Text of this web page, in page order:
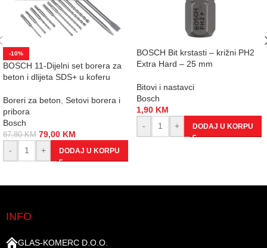
-10%
BOSCH 11-Dijelni set borera za
beton i dlijeta SDS+ u koferu
Boreri za beton Setovi borera i
pribora
Bosch
87,80KM 79,00 KM
-
+ DODAJ U KORPU
BOSCH Bit krstasti – križni PH2
Extra Hard – 25 mm
Bitovi i nastavci
Bosch
1,90 KM
-
+ DODAJ U KORPU
INFO
GLAS-KOMERC D.O.O.